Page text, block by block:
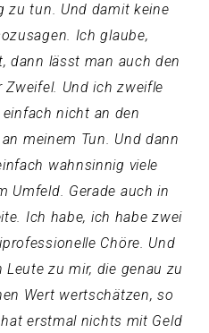
zu tun. Und damit keine
Ich glaube,
dann lässt man auch den
Und ich zweifle
nicht an den
meinem Tun. Und dann
wahnsinnig viele
Umfeld. Gerade auch in
Ich habe, ich habe zwei
Chöre. Und
zu mir, die genau zu
Wert wertschätzen, so
erstmal nichts mit Geld